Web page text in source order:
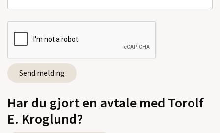
Har du gjort en avtale med Torolf
E. Kroglund?